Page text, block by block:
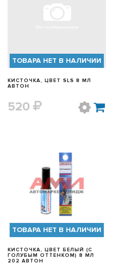
ТОВАРА НЕТ В НАЛИЧИИ
КИСТОЧКА, ЦВЕТ SLS 8 МЛ
АВТОН
520
БЫСТРЫЙ ПРОСМОТР
ТОВАРА НЕТ В НАЛИЧИИ
КИСТОЧКА, ЦВЕТ БЕЛЫЙ (С
ГОЛУБЫМ ОТТЕНКОМ) 8 МЛ
202 АВТОН